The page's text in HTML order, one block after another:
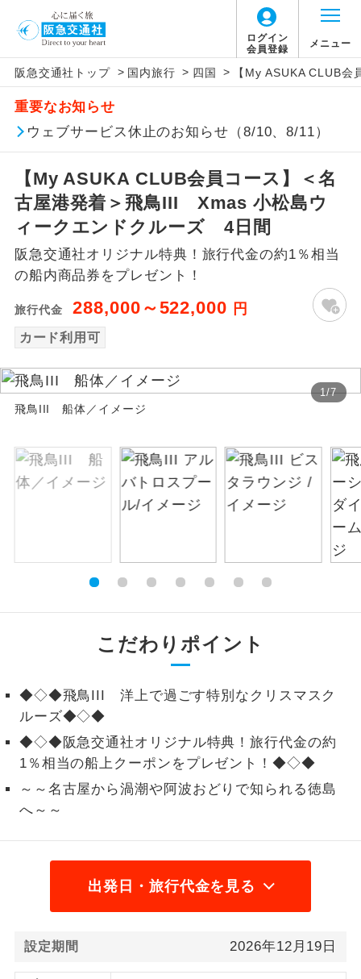
ログイン
会員登録
メニュー
阪急交通社トップ > 国内旅行 > 四国 > 【My ASUKA CLUB
重要なお知らせ
ウェブサービス休止のお知らせ（8/10、8/11）
【My ASUKA CLUB会員コース】＜名
古屋港発着＞飛鳥III Xmas 小松島ウ
ィークエンドクルーズ 4日間
阪急交通社オリジナル特典！旅行代金の約1％相当
の船内商品券をプレゼント！
旅行代金 288,000～522,000 円
カード利用可
1/7
飛鳥III 船体／イメージ
こだわりポイント
◆◇◆飛鳥III 洋上で過ごす特別なクリスマスク
ルーズ◆◇◆
◆◇◆阪急交通社オリジナル特典！旅行代金の約
1％相当の船上クーポンをプレゼント！◆◇◆
～～名古屋から渦潮や阿波おどりで知られる徳島
へ～～
出発日・旅行代金を見る
設定期間 2026年12月19日
アイコン 説明
添乗員同行
往路出発空港（駅）から復路到着空港
（駅）まで同行します。
現地添乗員同
行
現地到着空港（駅）から最終日出発空港
（駅）まで添乗員が同行します。
バスガイド乗
務
バスガイドが乗務し、車内での観光案内
があります。
世界遺産
絶景 絶景スポットに立ち寄るコースです。
露天風呂
ご宿泊ホテルに露天風呂が付いていま
全食事付き
事の心配はいりません。（機内食を除
お部屋食
お部屋にてゆっくりとお召し上がりいた
だけます。
トラベルイヤ
周りの音を気にせず、ガイドさんの説明
1名様催行
1名様から出発可能な個人型プランで
す。
2名様催行
2名様から出発可能な個人型プランで
加限定
1名様1室同代
1名様1室利用でも追加料金がかからない
ご夫婦限定